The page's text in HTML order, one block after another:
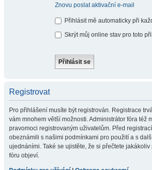
Znovu poslat aktivační e-mail
Přihlásit mě automaticky při
Skrýt můj online stav pro toto
Registrovat
Pro přihlášení musíte být registrován. Registrace
vám mnohem větší možnosti. Administrátor fóra též
pravomoci registrovaným uživatelům. Před
obeznámili s našimi podmínkami pro použití a s
ujednáními. Také se ujistěte, že si přečtete
fóru objeví.